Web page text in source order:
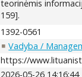
teorinėmis
159].
1392-0561
Vadyba /
https://
2026-05-26 14:16:44